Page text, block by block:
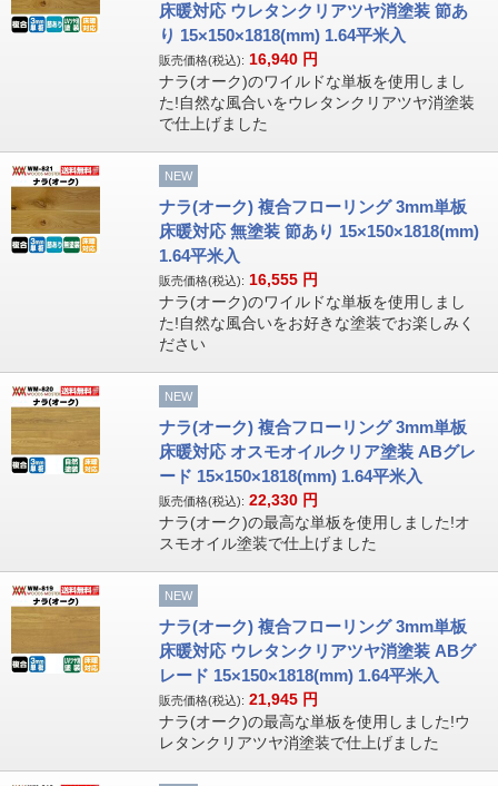
床暖対応 ウレタンクリアツヤ消塗装 節あ
り 15×150×1818(mm) 1.64平米入
販売価格(税込): 16,940 円
ナラ(オーク)のワイルドな単板を使用しまし
た!自然な風合いをウレタンクリアツヤ消塗装
で仕上げました
NEW
ナラ(オーク) 複合フローリング 3mm単板
床暖対応 無塗装 節あり 15×150×1818(mm)
1.64平米入
販売価格(税込): 16,555 円
ナラ(オーク)のワイルドな単板を使用しまし
た!自然な風合いをお好きな塗装でお楽しみく
ださい
NEW
ナラ(オーク) 複合フローリング 3mm単板
床暖対応 オスモオイルクリア塗装 ABグレ
ード 15×150×1818(mm) 1.64平米入
販売価格(税込): 22,330 円
ナラ(オーク)の最高な単板を使用しました!オ
スモオイル塗装で仕上げました
NEW
ナラ(オーク) 複合フローリング 3mm単板
床暖対応 ウレタンクリアツヤ消塗装 ABグ
レード 15×150×1818(mm) 1.64平米入
販売価格(税込): 21,945 円
ナラ(オーク)の最高な単板を使用しました!ウ
レタンクリアツヤ消塗装で仕上げました